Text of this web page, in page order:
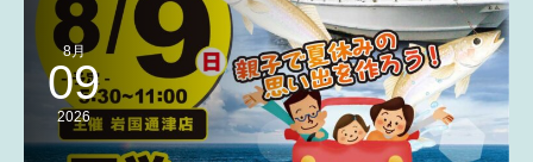
8月
09
2026